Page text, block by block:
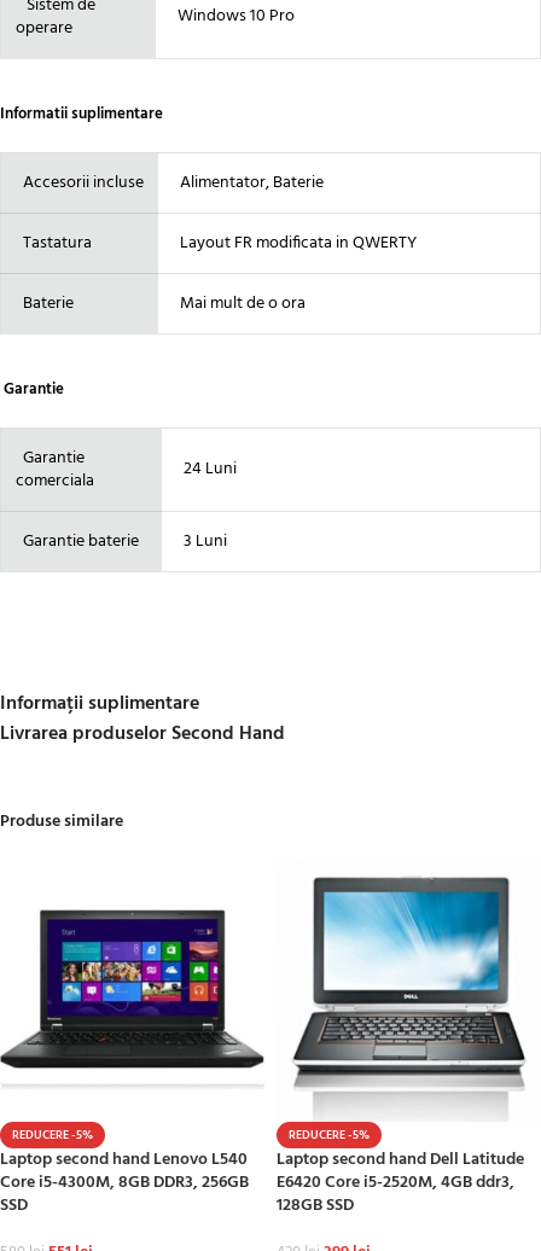
Sistem de
operare
Windows 10 Pro
Informatii suplimentare
Accesorii incluse Alimentator, Baterie
Tastatura Layout FR modificata in QWERTY
Baterie Mai mult de o ora
Garantie
Garantie
comerciala
24 Luni
Garantie baterie 3 Luni
Informații suplimentare
Livrarea produselor Second Hand
Produse similare
REDUCERE -5%
Laptop second hand Lenovo L540
Core i5-4300M, 8GB DDR3, 256GB
SSD
REDUCERE -5%
Laptop second hand Dell Latitude
E6420 Core i5-2520M, 4GB ddr3,
128GB SSD